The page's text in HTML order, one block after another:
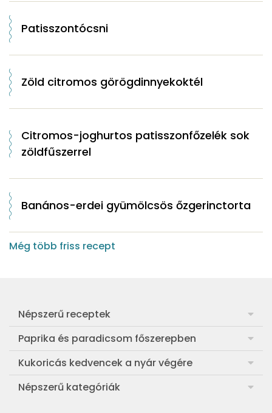
Patisszontócsni
Zöld citromos görögdinnyekoktél
Citromos-joghurtos patisszonfőzelék sok
zöldfűszerrel
Banános-erdei gyümölcsös őzgerinctorta
Még több friss recept
Népszerű receptek
Frankfurti leves
Egyszerű muffin
Aranygaluska
Paprika és paradicsom főszerepben
Pan con Tomate
Paradicsom és paprika eltevése télre
Kukoricás kedvencek a nyár végére
Legfinomabb főtt kukorica
Népszerű kategóriák